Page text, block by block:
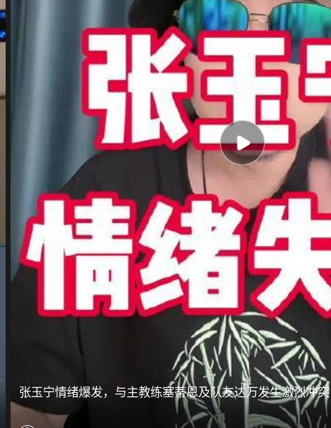
张玉宁情绪爆发，与主教练塞蒂恩及队友达万发生激烈冲突